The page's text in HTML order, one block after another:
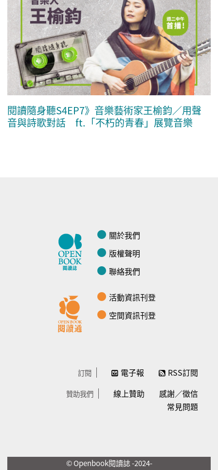
閱讀隨身聽S4EP7》音樂藝術家王榆鈞／用聲
音與詩歌對話 ft.「不朽的青春」展覽音樂
關於我們
版權聲明
聯絡我們
活動資訊刊登
空間資訊刊登
訂閱 電子報 RSS訂閱
贊助我們 線上贊助
感謝／徵信
常見問題
© Openbook閱讀誌 -2024-